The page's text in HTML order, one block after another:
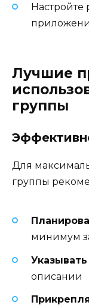
Лучшие
группы
Для
группы
минимум
описании